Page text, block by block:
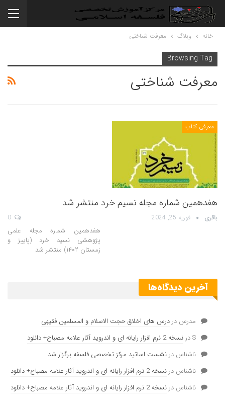
خانه وبلاگ معرفت شناختی
Browsing Tag
معرفت شناختی
معرفی کتاب
هفدهمین شماره مجله نسیم خرد منتشر شد
باقری فوریه 25, 2024
هفدهمین شماره مجله علمی
پژوهشی نسیم خرد (پاییز و
زمستان ۱۴۰۲) منتشر شد
آخرین دیدگاه‌ها
مدرس در درس های اخلاق حجت الاسلام و المسلمین فقیهی
Sدر نسخه 2 نرم افزار رایانه ای و اندروید آثار علامه مصباح+ دانلود
ناشناس در نشست اساتید مرکز تخصصی فلسفه برگزار شد
ناشناس در نسخه 2 نرم افزار رایانه ای و اندروید آثار علامه مصباح+ دانلود
ناشناس در نسخه 2 نرم افزار رایانه ای و اندروید آثار علامه مصباح+ دانلود